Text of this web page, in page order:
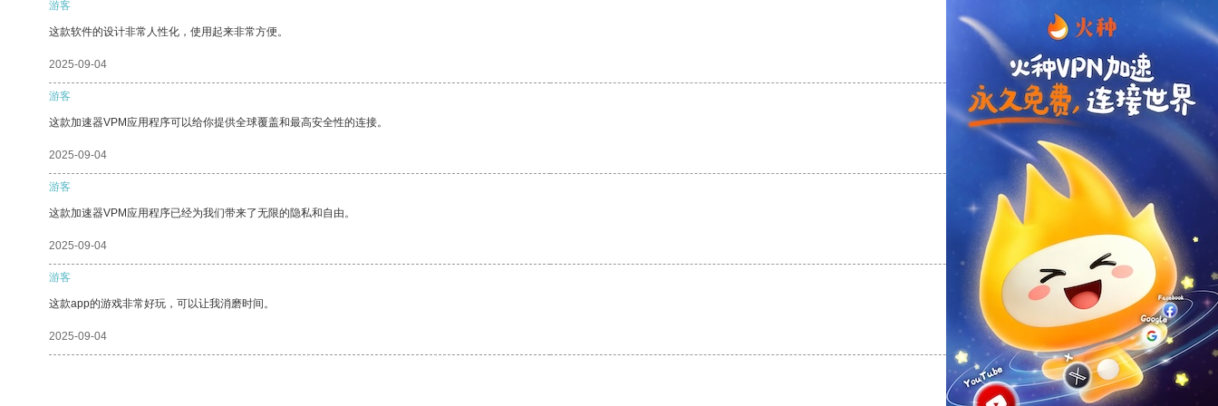
游客
这款软件的设计非常人性化，使用起来非常方便。
2025-09-04 支持[0] 反对
游客
这款加速器VPM应用程序可以给你提供全球覆盖和最高安全性的连接。
2025-09-04 支持
游客
这款加速器VPM应用程序已经为我们带来了无限的隐私和自由。
2025-09-04 反对 [0]
游客
这款app的游戏非常好玩，可以让我消磨时间。
2025-09-04 支持[0] 反对[0]